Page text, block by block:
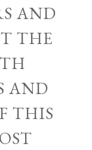
AND
THE
AND
THIS